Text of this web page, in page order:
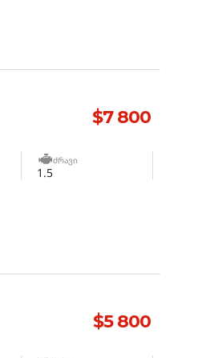
$7 800
ᲫᲠᲐᲕᲘ
1.5
$5 800